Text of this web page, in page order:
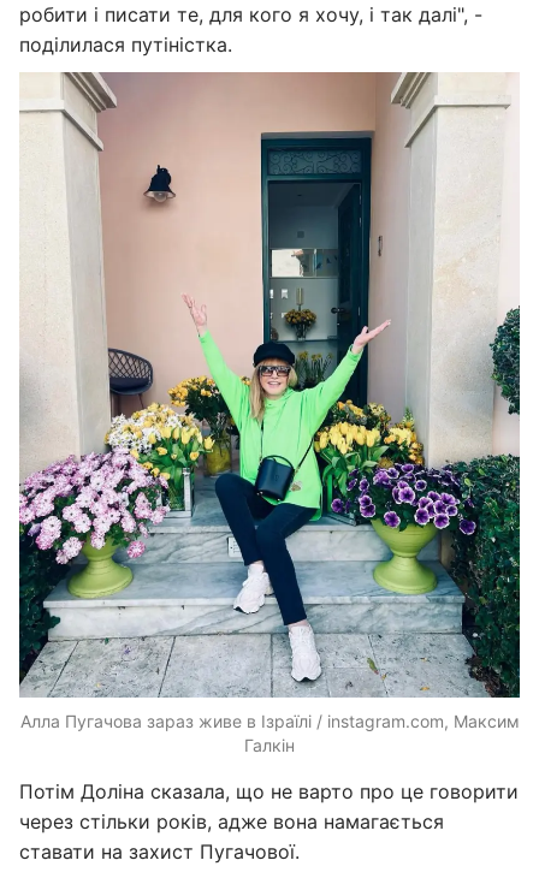
робити і писати те, для кого я хочу, і так далі", -
поділилася путіністка.
Алла Пугачова зараз живе в Ізраїлі / instagram.com, Максим
Галкін
Потім Доліна сказала, що не варто про це говорити
через стільки років, адже вона намагається
ставати на захист Пугачової.